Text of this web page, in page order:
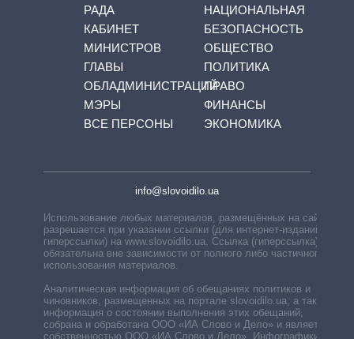
РАДА
КАБИНЕТ
МИНИСТРОВ
ГЛАВЫ
ОБЛАДМИНИСТРАЦИЙ
МЭРЫ
ВСЕ ПЕРСОНЫ
НАЦИОНАЛЬНАЯ
БЕЗОПАСНОСТЬ
ОБЩЕСТВО
ПОЛИТИКА
ПРАВО
ФИНАНСЫ
ЭКОНОМИКА
info@slovoidilo.ua
Использование любых материалов, размещённых на сайте,
разрешается при указании ссылки (для интернет-изданий —
гиперссылки) на www.slovoidilo.ua. Ссылка (гиперссылка)
обязательна вне зависимости от полного либо частичного
использования материалов.
Аналитическая информация об обещаниях политиков и
чиновников, размещенных на портале slovoidilo.ua, а также
информация о состоянии выполнения этих обещаний,
собрана и обработана ООО «ИА Слово и Дело» и является
собственностью ООО «ИА Слово и Дело». Инфографики,